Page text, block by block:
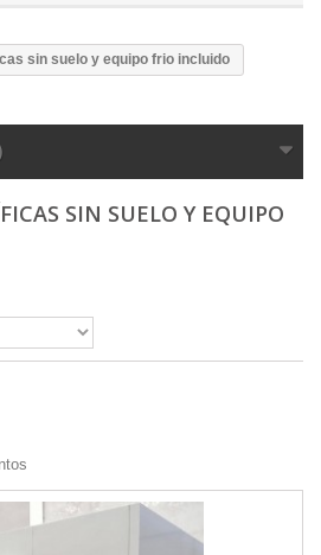
sin suelo y equipo frio incluido
SIN SUELO Y EQUIPO